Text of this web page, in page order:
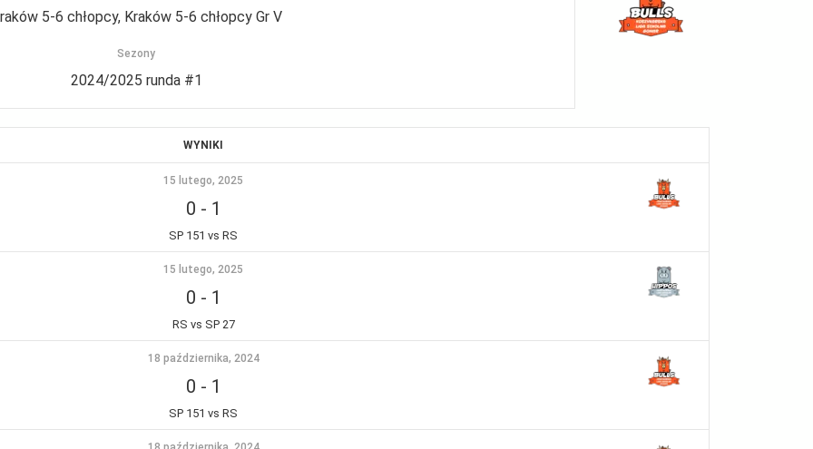
5-6 chłopcy, Kraków 5-6 chłopcy Gr V
Sezony
2024/2025 runda #1
WYNIKI
15 lutego, 2025
0 - 1
SP 151 vs RS
15 lutego, 2025
0 - 1
RS vs SP 27
18 października, 2024
0 - 1
SP 151 vs RS